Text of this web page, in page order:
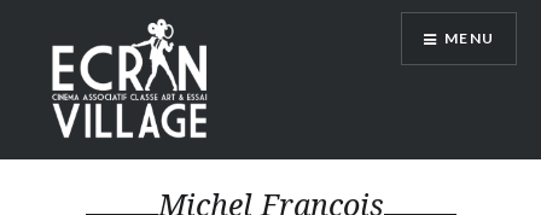
contenu
principal
ÉCRAN VILLAGE
MENU
Michel François